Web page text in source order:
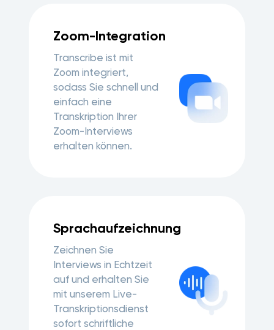
Zoom-Integration
Transcribe ist mit
Zoom integriert,
sodass Sie schnell und
einfach eine
Transkription Ihrer
Zoom-Interviews
erhalten können.
Sprachaufzeichnung
Zeichnen Sie
Interviews in Echtzeit
auf und erhalten Sie
mit unserem Live-
Transkriptionsdienst
sofort schriftliche